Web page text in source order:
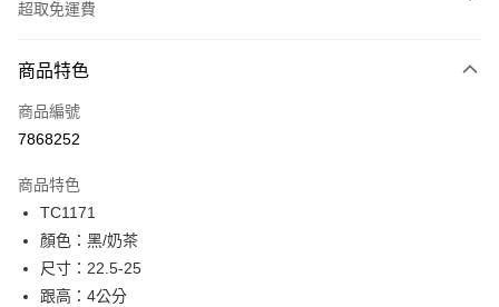
超取免運費
信用卡一次付款
超商取貨付款
Apple Pay
街口支付
悠遊付
商品特色
商品編號
7868252
商品特色
TC1171
顏色：黑/奶茶
尺寸：22.5-25
跟高：4公分